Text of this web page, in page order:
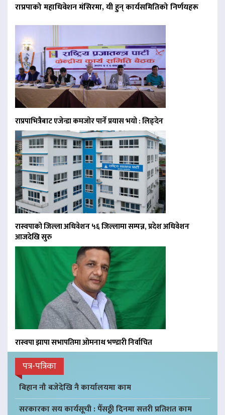
राप्रपाको महाधिवेशन मंसिरमा, यी हुन् कार्यसमितिको निर्णयहरू
राप्रपाभित्रैबाट एजेन्डा कमजोर पार्ने प्रयास भयो : लिङ्देन
रास्वपाको जिल्ला अधिवेशन ५६ जिल्लामा सम्पन्न, प्रदेश अधिवेशन
आजदेखि सुरु
रास्वपा झापा सभापतिमा ओमनाथ भण्डारी निर्वाचित
पत्र-पत्रिका
बिहान नौ बजेदेखि नै कार्यालयमा काम
सरकारका सय कार्यसूची : पैँसठ्ठी दिनमा सत्तरी प्रतिशत काम